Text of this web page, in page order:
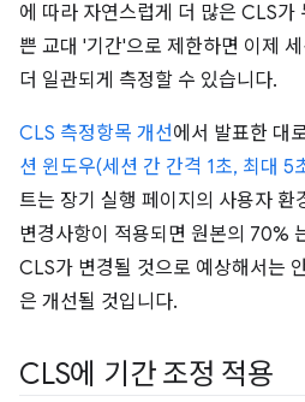
에 따라 자연스럽게 더 많은 CLS가
쁜 교대 '기간'으로 제한하면 이제
더 일관되게 측정할 수 있습니다.
CLS 측정항목 개선에서 발표한 대
션 윈도우(세션 간 간격 1초, 최대 5
트는 장기 실행 페이지의 사용자 환
변경사항이 적용되면 원본의 70%
CLS가 변경될 것으로 예상해서는
은 개선될 것입니다.
CLS에 기간 조정 적용